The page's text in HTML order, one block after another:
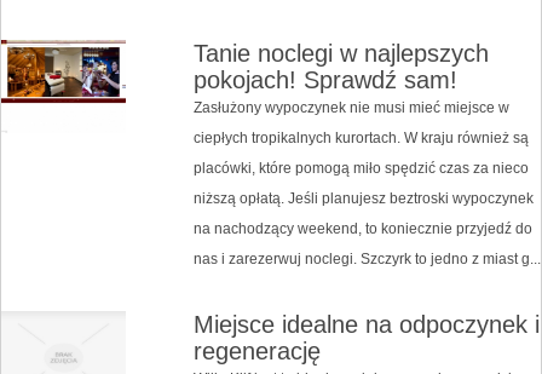
Tanie noclegi w najlepszych
pokojach! Sprawdź sam!
Zasłużony wypoczynek nie musi mieć miejsce w
ciepłych tropikalnych kurortach. W kraju również są
placówki, które pomogą miło spędzić czas za nieco
niższą opłatą. Jeśli planujesz beztroski wypoczynek
na nachodzący weekend, to koniecznie przyjedź do
nas i zarezerwuj noclegi. Szczyrk to jedno z miast g...
Miejsce idealne na odpoczynek i
regenerację